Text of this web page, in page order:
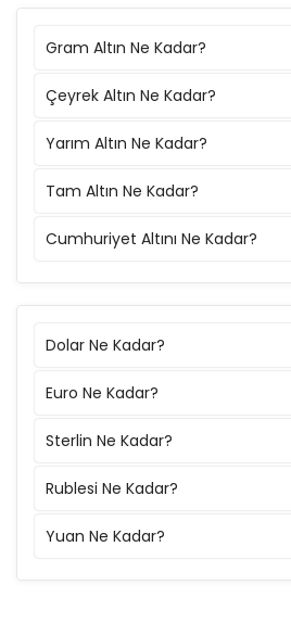
Gram Altın Ne Kadar?
Çeyrek Altın Ne Kadar?
Yarım Altın Ne Kadar?
Tam Altın Ne Kadar?
Cumhuriyet Altını Ne Kadar?
Dolar Ne Kadar?
Euro Ne Kadar?
Sterlin Ne Kadar?
Rublesi Ne Kadar?
Yuan Ne Kadar?